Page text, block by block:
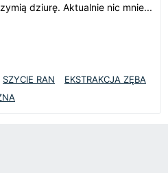
dziurę. Aktualnie nic mnie...
SZYCIE RAN
EKSTRAKCJA ZĘBA